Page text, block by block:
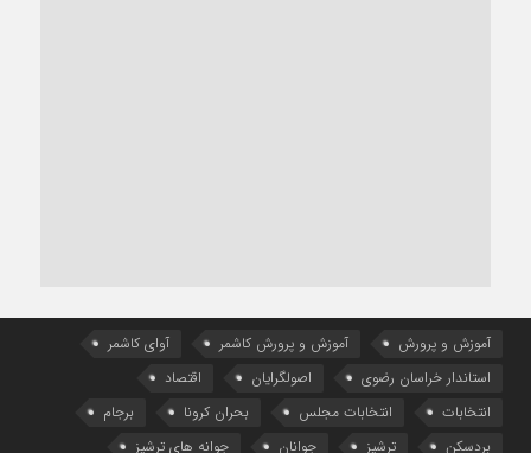
آموزش و پرورش آموزش و پرورش کاشمر
آوای کاشمر
استاندار خراسان رضوی
اصولگرایان
اقتصاد
انتخابات
انتخابات مجلس بحران کرونا
برجام
بردسکن
ترشیز جوانان جوانه های ترشیز